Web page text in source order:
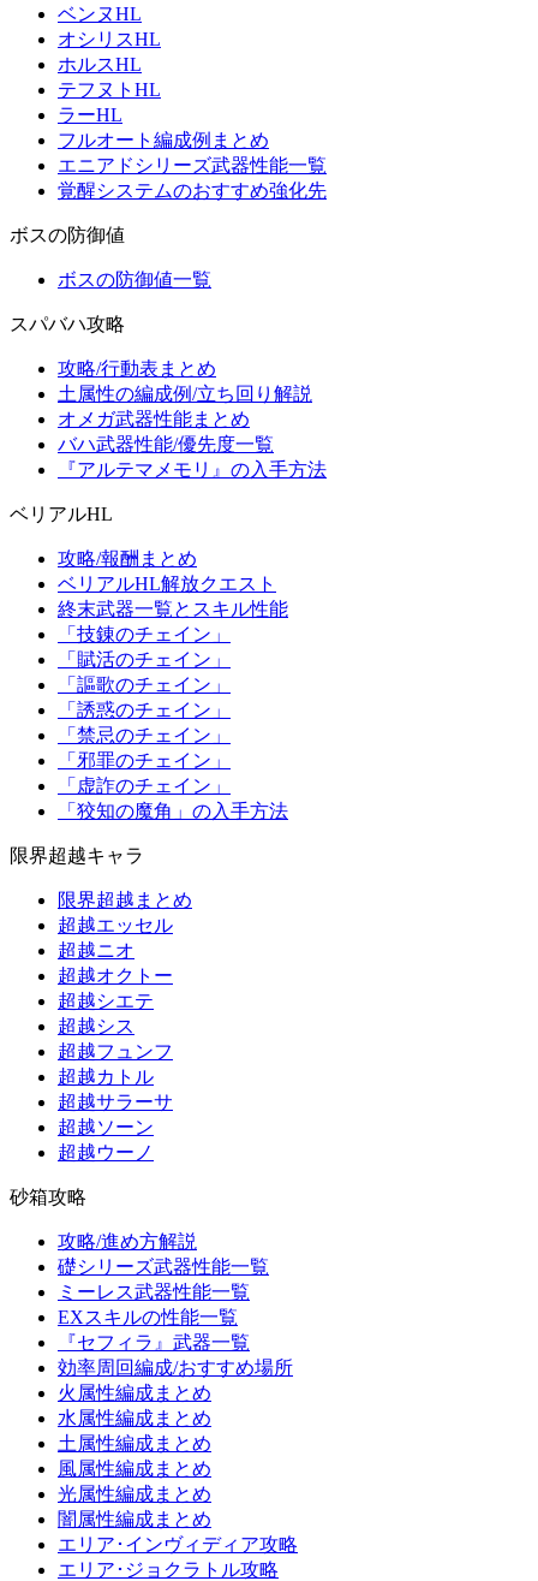
ベンヌHL
オシリスHL
ホルスHL
テフヌトHL
ラーHL
フルオート編成例まとめ
エニアドシリーズ武器性能一覧
覚醒システムのおすすめ強化先
ボスの防御値
ボスの防御値一覧
スパバハ攻略
攻略/行動表まとめ
土属性の編成例/立ち回り解説
オメガ武器性能まとめ
バハ武器性能/優先度一覧
『アルテマメモリ』の入手方法
ベリアルHL
攻略/報酬まとめ
ベリアルHL解放クエスト
終末武器一覧とスキル性能
「技錬のチェイン」
「賦活のチェイン」
「謳歌のチェイン」
「誘惑のチェイン」
「禁忌のチェイン」
「邪罪のチェイン」
「虚詐のチェイン」
「狡知の魔角」の入手方法
限界超越キャラ
限界超越まとめ
超越エッセル
超越ニオ
超越オクトー
超越シエテ
超越シス
超越フュンフ
超越カトル
超越サラーサ
超越ソーン
超越ウーノ
砂箱攻略
攻略/進め方解説
礎シリーズ武器性能一覧
ミーレス武器性能一覧
EXスキルの性能一覧
『セフィラ』武器一覧
効率周回編成/おすすめ場所
火属性編成まとめ
水属性編成まとめ
土属性編成まとめ
風属性編成まとめ
光属性編成まとめ
闇属性編成まとめ
エリア･インヴィディア攻略
エリア･ジョクラトル攻略